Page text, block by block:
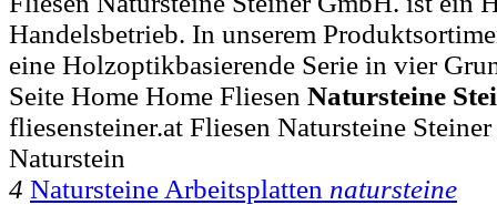
Handelsbetrieb. In unserem
eine Holzoptikbasierende Serie in vier
Seite Home Home Fliesen Natursteine
fliesensteiner.at Fliesen Natursteine
Naturstein
4 Natursteine Arbeitsplatten natursteine